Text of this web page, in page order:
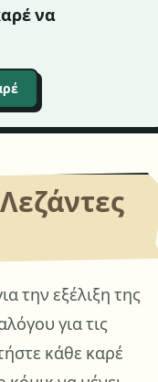
να
την εξέλιξη της
για τις
κάθε καρέ